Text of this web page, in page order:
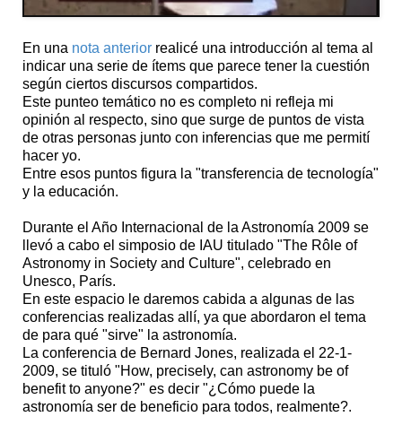
En una nota anterior realicé una introducción al tema al
indicar una serie de ítems que parece tener la cuestión
según ciertos discursos compartidos.
Este punteo temático no es completo ni refleja mi
opinión al respecto, sino que surge de puntos de vista
de otras personas junto con inferencias que me permití
hacer yo.
Entre esos puntos figura la "transferencia de tecnología"
y la educación.
Durante el Año Internacional de la Astronomía 2009 se
llevó a cabo el simposio de IAU titulado "The Rôle of
Astronomy in Society and Culture", celebrado en
Unesco, París.
En este espacio le daremos cabida a algunas de las
conferencias realizadas allí, ya que abordaron el tema
de para qué "sirve" la astronomía.
La conferencia de Bernard Jones, realizada el 22-1-
2009, se tituló "How, precisely, can astronomy be of
benefit to anyone?" es decir "¿Cómo puede la
astronomía ser de beneficio para todos, realmente?.